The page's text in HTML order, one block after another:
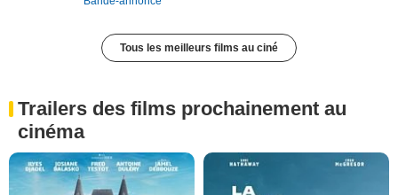
Tous les meilleurs films au ciné
Trailers des films prochainement au
cinéma